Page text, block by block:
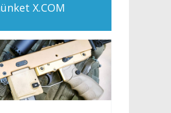
X.COM